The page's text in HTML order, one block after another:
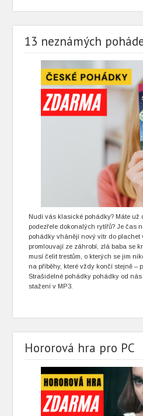
13 neznámých
Nudí vás klasické pohádky? Máte už
podezřele dokonalých rytířů? Je čas
pohádky vhánějí nový vítr do plachet
promlouvají ze záhrobí, zlá baba se
musí čelit trestům, o kterých se jim
na příběhy, které vždy končí stejně –
Strašidelné pohádky pohádky od
stažení v MP3.
Hororová hra pro PC